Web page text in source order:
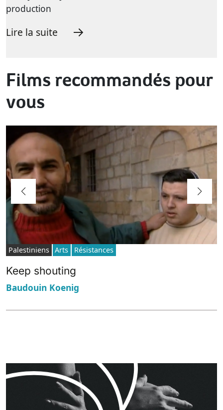
production
Lire la suite
Films recommandés pour
vous
Palestiniens Arts Résistances
Keep shouting
Baudouin Koenig